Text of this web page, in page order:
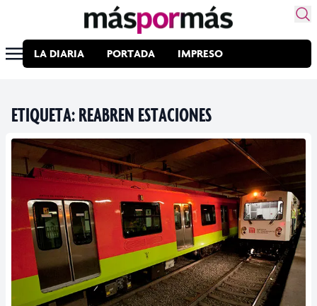
LA DIARIA PORTADA IMPRESO
ETIQUETA:REABREN ESTACIONES